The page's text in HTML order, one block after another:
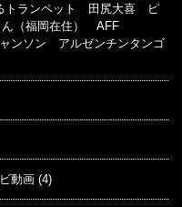
ランペット 田尻大喜 ピ
ん（福岡在住） AFF
ンソン アルゼンチンタンゴ
動画 (4)